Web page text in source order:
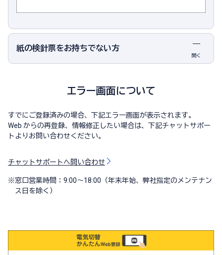
紙の検針票をお持ちでない方
開く
エラー画面について
すでにご登録済みの場合、下記エラー画面が表示されます。
Web からの再登録、情報修正したい場合は、下記チャットサポー
トよりお問い合わせください。
チャットサポートへ問い合わせ
※窓口営業時間：9:00～18:00（年末年始、弊社指定のメンテナン
ス日を除く）